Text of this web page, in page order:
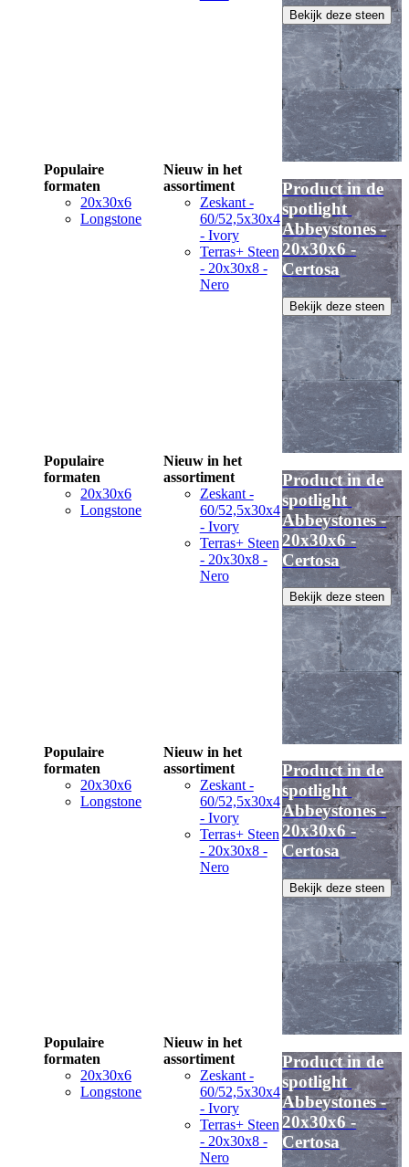
Bekijk deze steen
Populaire
formaten
20x30x6
Longstone
Nieuw in het
assortiment
Zeskant -
60/52,5x30x4
- Ivory
Terras+ Steen
- 20x30x8 -
Nero
Product in de
spotlight
Abbeystones -
20x30x6 -
Certosa
Bekijk deze steen
Populaire
formaten
20x30x6
Longstone
Nieuw in het
assortiment
Zeskant -
60/52,5x30x4
- Ivory
Terras+ Steen
- 20x30x8 -
Nero
Product in de
spotlight
Abbeystones -
20x30x6 -
Certosa
Bekijk deze steen
Populaire
formaten
20x30x6
Longstone
Nieuw in het
assortiment
Zeskant -
60/52,5x30x4
- Ivory
Terras+ Steen
- 20x30x8 -
Nero
Product in de
spotlight
Abbeystones -
20x30x6 -
Certosa
Bekijk deze steen
Populaire
formaten
20x30x6
Longstone
Nieuw in het
assortiment
Zeskant -
60/52,5x30x4
- Ivory
Terras+ Steen
- 20x30x8 -
Nero
Product in de
spotlight
Abbeystones -
20x30x6 -
Certosa